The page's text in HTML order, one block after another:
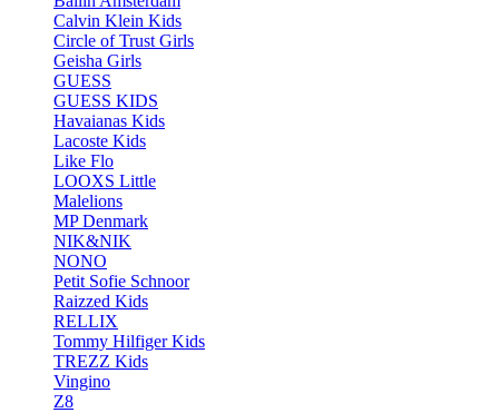
Calvin Klein Kids
Circle of Trust Girls
Geisha Girls
GUESS
GUESS KIDS
Havaianas Kids
Lacoste Kids
Like Flo
LOOXS Little
Malelions
MP Denmark
NIK&NIK
NONO
Petit Sofie Schnoor
Raizzed Kids
RELLIX
Tommy Hilfiger Kids
TREZZ Kids
Vingino
Z8